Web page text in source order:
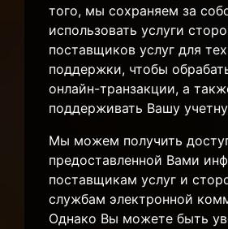
того, мы сохраняем за
использовать услуги
поставщиков услуг для
поддержки, чтобы
онлайн-транзакции, а
поддерживать Вашу
Мы можем получить
предоставленной Вами
поставщикам услуг и
службам электронной
Однако Вы можете быть